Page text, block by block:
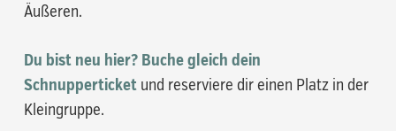
Äußeren.
Du bist neu hier? Buche gleich dein
Schnupperticket und reserviere dir einen Platz in der
Kleingruppe.